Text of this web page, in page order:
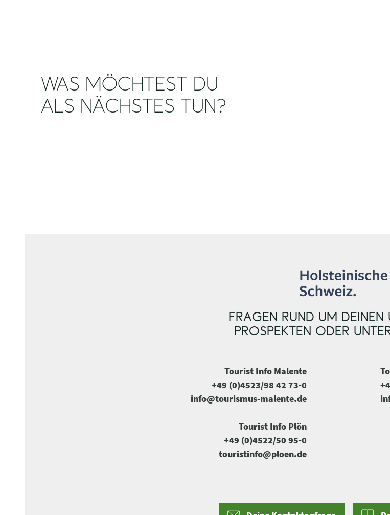
WAS MÖCHTEST DU
ALS NÄCHSTES TUN?
FRAGEN RUND UM DEINEN
PROSPEKTEN ODER
Tourist Info Malente
+49 (0)4523/98 42 73-0
info@tourismus-malente.de
Tourist Info Plön
+49 (0)4522/50 95-0
touristinfo@ploen.de